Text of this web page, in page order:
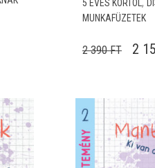
WAS: 3 150 FT.
PRICE IS: 2 650 FT.
5 ÉVES KORTÓL
MUNKAFÜZETEK
2 390FT 2